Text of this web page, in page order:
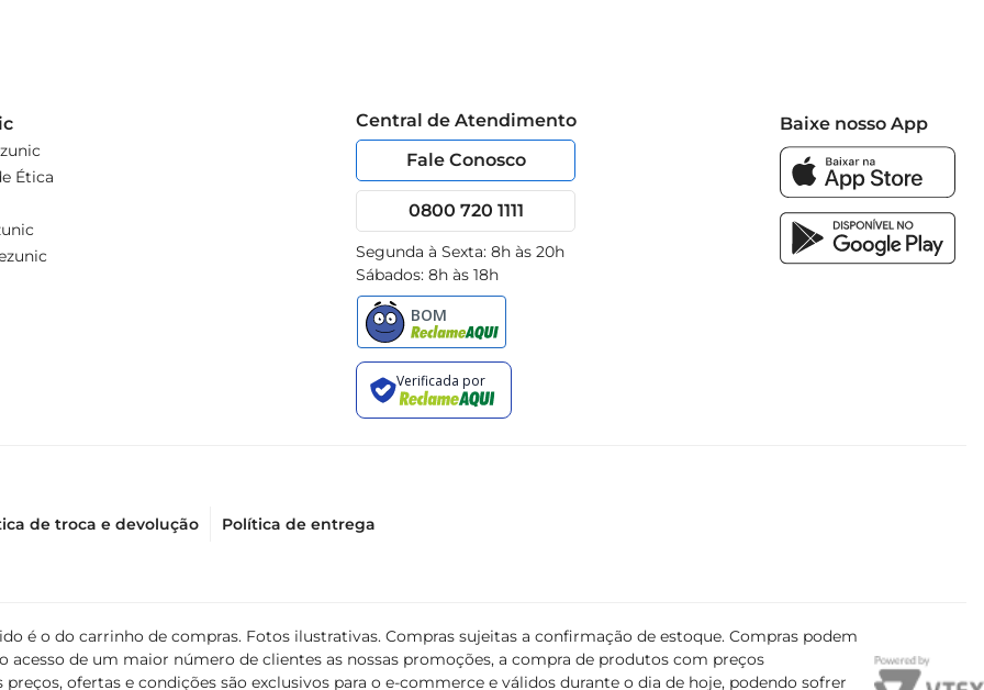
Ética
Central de Atendimento
Fale Conosco
0800 720 1111
Segunda à Sexta: 8h às 20h
Sábados: 8h às 18h
Baixe nosso App
de troca e devolução Política de entrega
é o do carrinho de compras. Fotos ilustrativas. Compras sujeitas a confirmação de estoque. Compras podem
acesso de um maior número de clientes as nossas promoções, a compra de produtos com preços
ofertas e condições são exclusivos para o e-commerce e válidos durante o dia de hoje, podendo sofrer